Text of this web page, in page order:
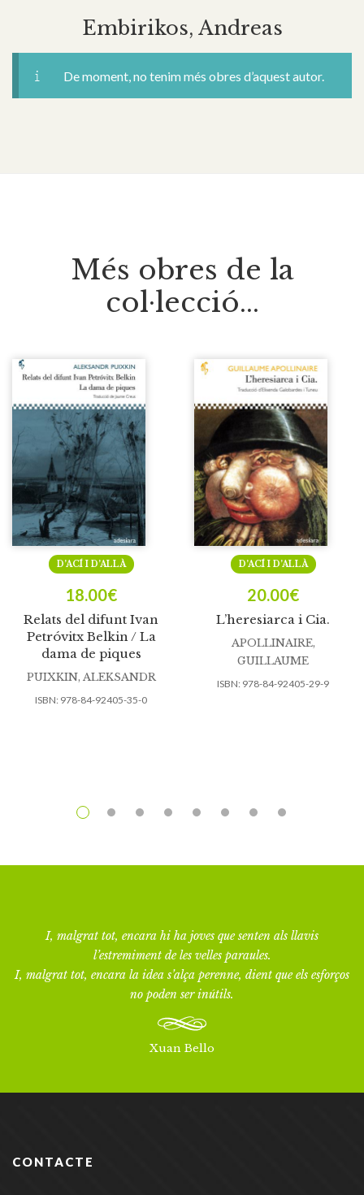
Embirikos, Andreas
De moment, no tenim més obres d’aquest autor.
Més obres de la
col·lecció...
Relats del difunt Ivan
Petróvitx Belkin / La
dama de piques
D’ACÍ I D’ALLÀ
18.00€
PUIXKIN, ALEKSANDR
ISBN: 978-84-92405-35-0
L’heresiarca i Cia.
D’ACÍ I D’ALLÀ
20.00€
APOLLINAIRE,
GUILLAUME
ISBN: 978-84-92405-29-9
I, malgrat tot, encara hi ha joves que senten als llavis
l’estremiment de les velles paraules.
I, malgrat tot, encara la idea s’alça perenne, dient que els esforços
no poden ser inútils.
Xuan Bello
CONTACTE